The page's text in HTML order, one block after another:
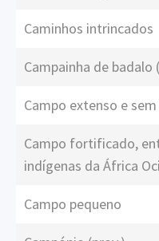
Caminhos intrincados
Campainha de badalo
Campo extenso e
Campo fortificado,
indígenas da África
Campo pequeno